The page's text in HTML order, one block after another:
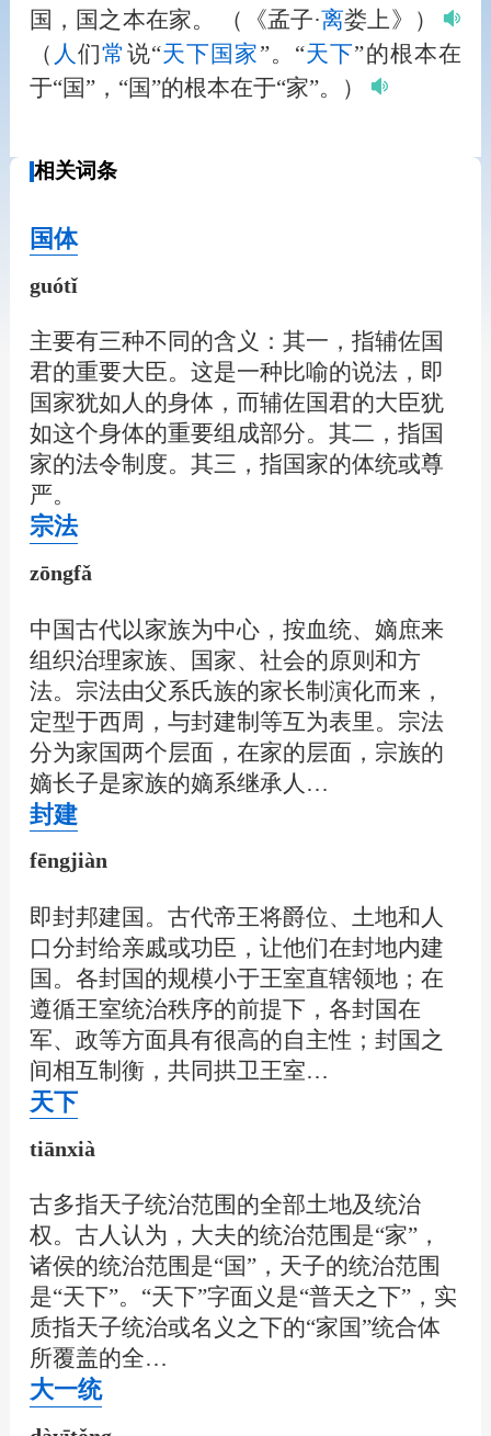
国，国之本在家。
（《孟子·离娄上》）
（ 人们常 说“天下国家”。“天下”的根本在
于“国”，“国”的根本在于“家”。）
相关词条
国体
guótǐ
主要有三种不同的含义：其一，指辅佐国
君的重要大臣。这是一种比喻的说法，即
国家犹如人的身体，而辅佐国君的大臣犹
如这个身体的重要组成部分。其二，指国
家的法令制度。其三，指国家的体统或尊
严。
宗法
zōngfǎ
中国古代以家族为中心，按血统、嫡庶来
组织治理家族、国家、社会的原则和方
法。宗法由父系氏族的家长制演化而来，
定型于西周，与封建制等互为表里。宗法
分为家国两个层面，在家的层面，宗族的
嫡长子是家族的嫡系继承人…
封建
fēngjiàn
即封邦建国。古代帝王将爵位、土地和人
口分封给亲戚或功臣，让他们在封地内建
国。各封国的规模小于王室直辖领地；在
遵循王室统治秩序的前提下，各封国在
军、政等方面具有很高的自主性；封国之
间相互制衡，共同拱卫王室…
天下
tiānxià
古多指天子统治范围的全部土地及统治
权。古人认为，大夫的统治范围是“家”，
诸侯的统治范围是“国”，天子的统治范围
是“天下”。“天下”字面义是“普天之下”，实
质指天子统治或名义之下的“家国”统合体
所覆盖的全…
大一统